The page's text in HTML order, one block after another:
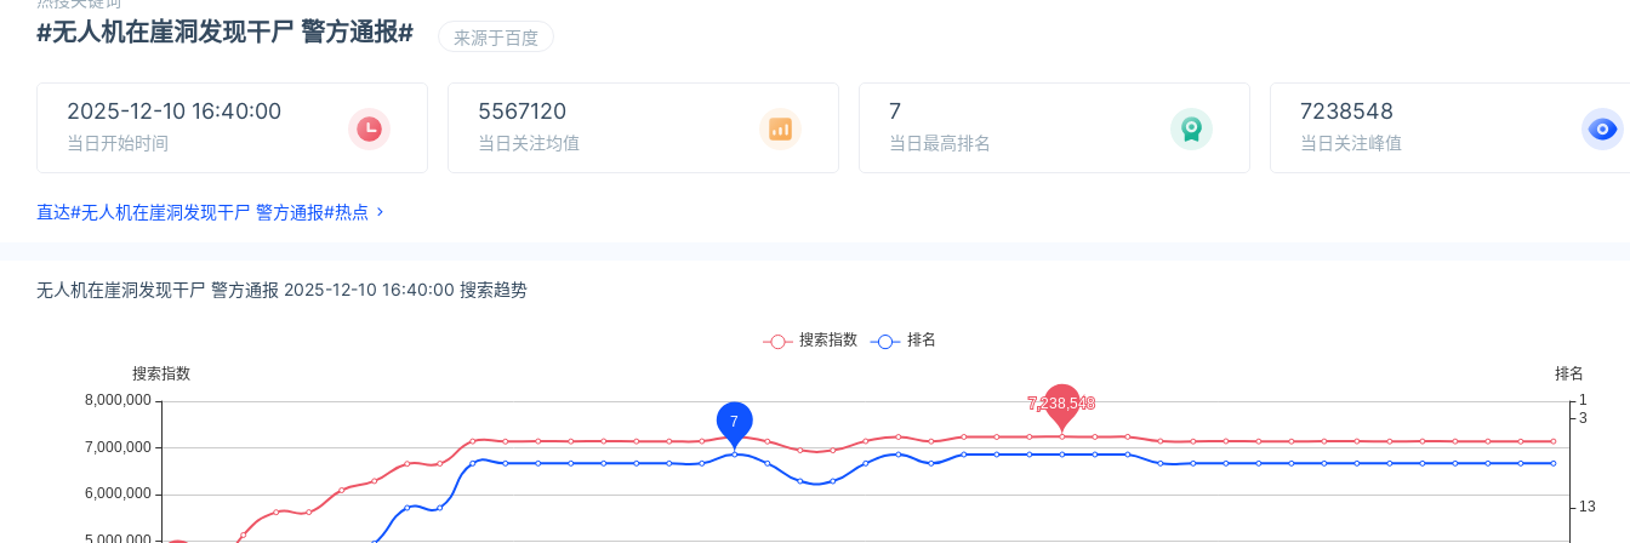
#无人机在崖洞发现干尸 警方通报# 来源于百度
2025-12-10 16:40:00
当日开始时间
5567120
当日关注均值
7
当日最高排名
7238548
当日关注峰值
直达#无人机在崖洞发现干尸 警方通报#热点
无人机在崖洞发现干尸 警方通报 2025-12-10 16:40:00 搜索趋势